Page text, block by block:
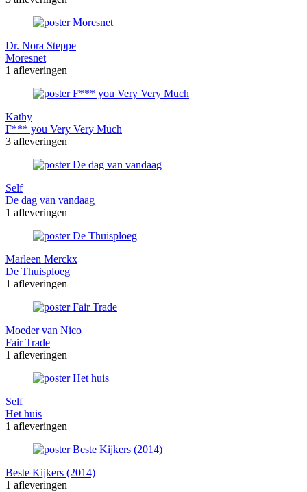
Dr. Nora Steppe
Moresnet
1 afleveringen
Kathy
F*** you Very Very Much
3 afleveringen
Self
De dag van vandaag
1 afleveringen
Marleen Merckx
De Thuisploeg
1 afleveringen
Moeder van Nico
Fair Trade
1 afleveringen
Self
Het huis
1 afleveringen
Beste Kijkers (2014)
1 afleveringen